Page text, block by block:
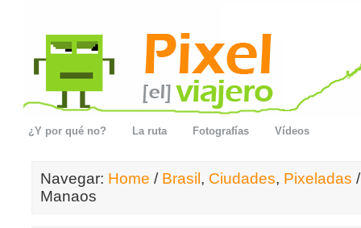
¿Y por qué no? La ruta Fotografías Vídeos
Navegar: Home / Brasil , Ciudades, Pixeladas
Manaos